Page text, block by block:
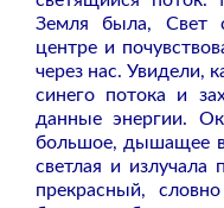
Земля была, Свет
центре и
через нас. Увидели,
синего потока и
данные энергии. О
большое, дышащее
светлая и
прекрасный, словно